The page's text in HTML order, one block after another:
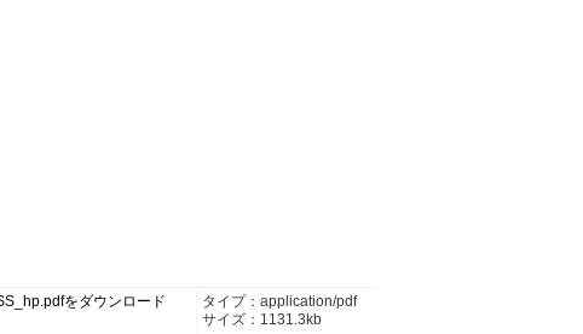
をダウンロード
タイプ：application/pdf
サイズ：1131.3kb